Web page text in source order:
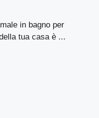
in bagno per
tua casa è ...